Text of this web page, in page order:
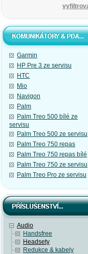
Garmin
HP Pre 3 ze servisu
HTC
Mio
Navigon
Palm
Palm Treo 500 bílé ze
servisu
Palm Treo 500 ze servisu
Palm Treo 750 repas
Palm Treo 750 repas bílé
Palm Treo 750 ze servisu
Palm Treo Pro ze servisu
Audio
Handsfree
Headsety
Redukce & kabely